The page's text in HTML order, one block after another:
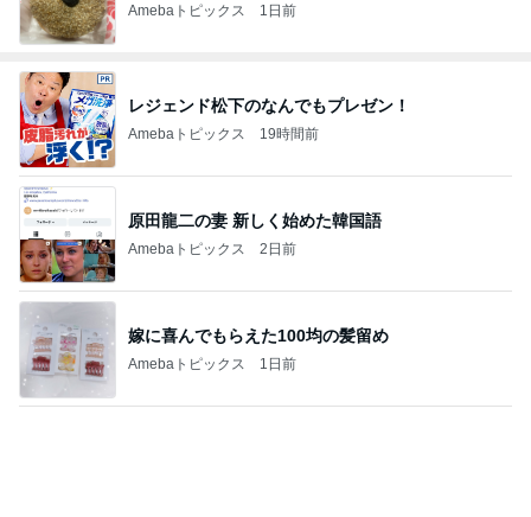
Amebaトピックス 1日前
レジェンド松下のなんでもプレゼン！
Amebaトピックス 19時間前
原田龍二の妻 新しく始めた韓国語
Amebaトピックス 2日前
嫁に喜んでもらえた100均の髪留め
Amebaトピックス 1日前